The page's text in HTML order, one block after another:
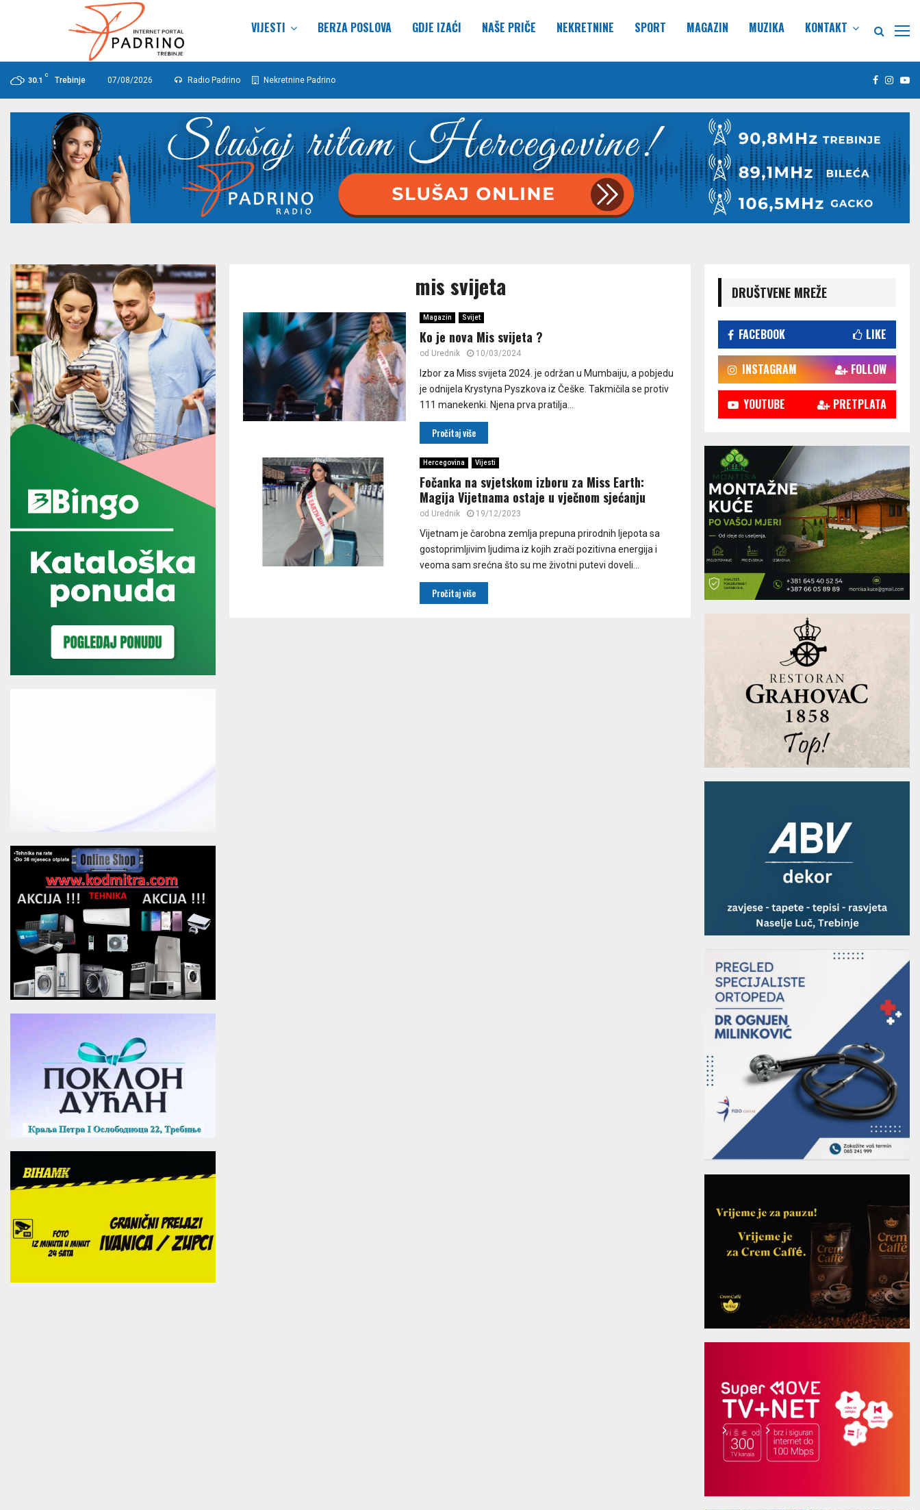
VIJESTI BERZA POSLOVA GDJE IZAĆI NAŠE PRIČE NEKRETNINE SPORT MAGAZIN MUZIKA KONTAKT
30.1
C
Trebinje 07/08/2026 Radio Padrino Nekretnine Padrino Facebook
mis svijeta
Magazin Svijet
Ko je nova Mis svijeta ?
od Urednik 10/03/2024
Izbor za Miss svijeta 2024. je održan u Mumbaiju, a pobjedu
je odnijela Krystyna Pyszkova iz Češke. Takmičila se protiv
111 manekenki. Njena prva pratilja...
Pročitaj više
Hercegovina Vijesti
Fočanka na svjetskom izboru za Miss Earth:
Magija Vijetnama ostaje u vječnom sjećanju
od Urednik 19/12/2023
Vijetnam je čarobna zemlja prepuna prirodnih ljepota sa
gostoprimljivim ljudima iz kojih zrači pozitivna energija i
veoma sam srećna što su me životni putevi doveli...
Pročitaj više
DRUŠTVENE MREŽE
FACEBOOK LIKE
INSTAGRAM FOLLOW
YOUTUBE PRETPLATA